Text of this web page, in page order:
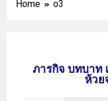
Home o3
ภารกิจ บทบาท
ห้วย